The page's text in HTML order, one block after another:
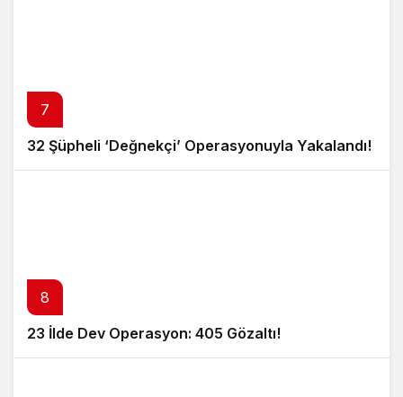
7
32 Şüpheli ‘Değnekçi’ Operasyonuyla Yakalandı!
8
23 İlde Dev Operasyon: 405 Gözaltı!